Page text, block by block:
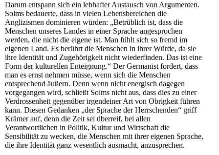
Darum entspann sich ein lebhafter Austausch von Argumenten.
Solms bedauerte, dass in vielen Lebensbereichen die
Anglizismen dominieren würden: „Betrüblich ist, dass die
Menschen unseres Landes in einer Sprache angesprochen
werden, die nicht die eigene ist. Man fühlt sich so fremd im
eigenen Land. Es berührt die Menschen in ihrer Würde, da sie
ihre Identität und Zugehörigkeit nicht wiederfinden. Das ist eine
Form der kulturellen Enteignung.“ Der Germanist fordert, dass
man es ernst nehmen müsse, wenn sich die Menschen
entsprechend äußern. Denn wenn nicht energisch dagegen
vorgegangen wird, schließt Solms nicht aus, dass dies zu einer
Verdrossenheit gegenüber irgendeiner Art von Obrigkeit führen
kann. Diesen Gedanken „der Sprache der Herrschenden“ griff
Krämer auf, denn die Zeit sei überreif, bei allen
Verantwortlichen in Politik, Kultur und Wirtschaft die
Sensibilität zu wecken, die Menschen mit ihrer eigenen Sprache,
die ihre Identität ganz wesentlich ausmacht, anzusprechen.